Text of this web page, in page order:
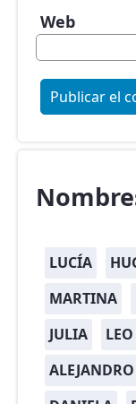
Web
LUCÍA
MARTINA
JULIA
LEO
ALEJANDRO